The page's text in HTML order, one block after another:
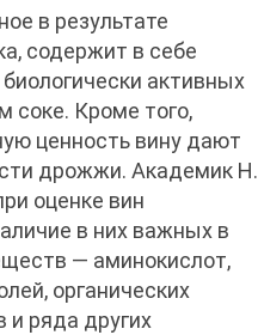
в результате
содержит в себе
активных
соке. Кроме того,
ценность вину дают
дрожжи. Академик Н.
оценке вин
в них важных в
— аминокислот,
органических
и ряда других